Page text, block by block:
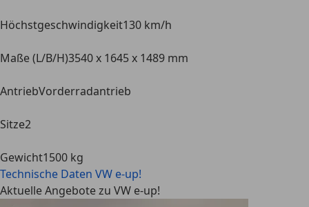
Höchstgeschwindigkeit130 km/h
Maße (L/B/H)3540 x 1645 x 1489 mm
AntriebVorderradantrieb
Sitze2
Gewicht1500 kg
Technische Daten VW e-up!
Aktuelle Angebote zu VW e-up!